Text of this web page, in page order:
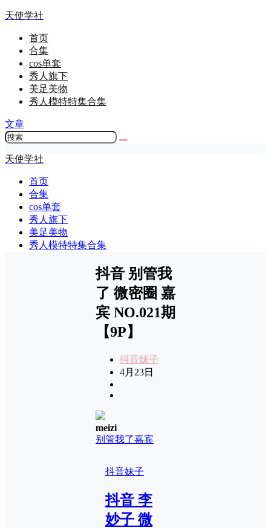
天使学社
首页
合集
cos单套
秀人旗下
美足美物
秀人模特特集合集
文章
天使学社
首页
合集
cos单套
秀人旗下
美足美物
秀人模特特集合集
抖音 别管我
了 微密圈 嘉
宾 NO.021期
【9P】
抖音妹子
4月23日
meizi
别管我了嘉宾
抖音妹子
抖音 李
妙子 微